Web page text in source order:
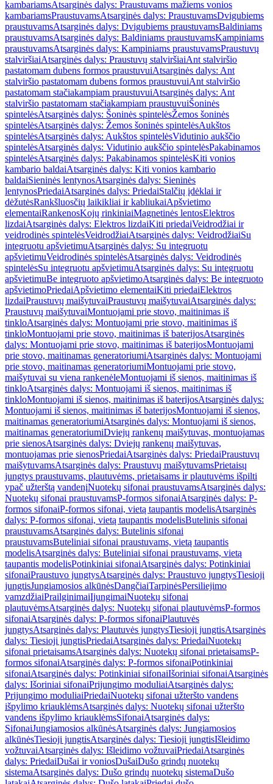
kambariamsAtsarginės dalys: Praustuvams mažiems vonios
kambariamsPraustuvamsAtsarginės dalys: PraustuvamsDvigubiems
praustuvamsAtsarginės dalys: Dvigubiems praustuvamsBaldiniams
praustuvamsAtsarginės dalys: Baldiniams praustuvamsKampiniams
praustuvamsAtsarginės dalys: Kampiniams praustuvamsPraustuvų
stalviršiaiAtsarginės dalys: Praustuvų stalviršiaiAnt stalviršio
pastatomam dubens formos praustuvuiAtsarginės dalys: Ant
stalviršio pastatomam dubens formos praustuvuiAnt stalviršio
pastatomam stačiakampiam praustuvuiAtsarginės dalys: Ant
stalviršio pastatomam stačiakampiam praustuvuiŠoninės
spintelėsAtsarginės dalys: Šoninės spintelėsŽemos šoninės
spintelėsAtsarginės dalys: Žemos šoninės spintelėsAukštos
spintelėsAtsarginės dalys: Aukštos spintelėsVidutinio aukščio
spintelėsAtsarginės dalys: Vidutinio aukščio spintelėsPakabinamos
spintelėsAtsarginės dalys: Pakabinamos spintelėsKiti vonios
kambario baldaiAtsarginės dalys: Kiti vonios kambario
baldaiSieninės lentynosAtsarginės dalys: Sieninės
lentynosPriedaiAtsarginės dalys: PriedaiStalčių įdėklai ir
dėžutėsRankšluosčių laikikliai ir kabliukaiApšvietimo
elementaiRankenosKojų rinkiniaiMagnetinės lentosElektros
lizdaiAtsarginės dalys: Elektros lizdaiKiti priedaiVeidrodžiai ir
veidrodinės spintelėsVeidrodžiaiAtsarginės dalys: VeidrodžiaiSu
integruotu apšvietimuAtsarginės dalys: Su integruotu
apšvietimuVeidrodinės spintelėsAtsarginės dalys: Veidrodinės
spintelėsSu integruotu apšvietimuAtsarginės dalys: Su integruotu
apšvietimuBe integruoto apšvietimoAtsarginės dalys: Be integruoto
apšvietimoPriedaiApšvietimo elementaiKiti priedaiElektros
lizdaiPraustuvų maišytuvaiPraustuvų maišytuvaiAtsarginės dalys:
Praustuvų maišytuvaiMontuojami prie stovo, maitinimas iš
tinkloAtsarginės dalys: Montuojami prie stovo, maitinimas iš
tinkloMontuojami prie stovo, maitinimas iš baterijosAtsarginės
dalys: Montuojami prie stovo, maitinimas iš baterijosMontuojami
prie stovo, maitinamas generatoriumiAtsarginės dalys: Montuojami
prie stovo, maitinamas generatoriumiMontuojami prie stovo,
maišytuvai su viena rankenėleMontuojami iš sienos, maitinimas iš
tinkloAtsarginės dalys: Montuojami iš sienos, maitinimas iš
tinkloMontuojami iš sienos, maitinimas iš baterijosAtsarginės dalys:
Montuojami iš sienos, maitinimas iš baterijosMontuojami iš sienos,
maitinamas generatoriumiAtsarginės dalys: Montuojami iš sienos,
maitinamas generatoriumiDviejų rankenų maišytuvas, montuojamas
prie sienosAtsarginės dalys: Dviejų rankenų maišytuvas,
montuojamas prie sienosPriedaiAtsarginės dalys: PriedaiPraustuvų
maišytuvamsAtsarginės dalys: Praustuvų maišytuvamsPrietaisų
jungtys praustuvams, plautuvėms, prietaisams ir plautuvėms išpilti
ypač užterštą vandenįNuotekų sifonai praustuvamsAtsarginės dalys:
Nuotekų sifonai praustuvamsP-formos sifonaiAtsarginės dalys: P-
formos sifonaiP-formos sifonai, vietą taupantis modelisAtsarginės
dalys: P-formos sifonai, vietą taupantis modelisButelinis sifonai
praustuvamsAtsarginės dalys: Butelinis sifonai
praustuvamsButeliniai sifonai praustuvams, vietą taupantis
modelisAtsarginės dalys: Buteliniai sifonai praustuvams, vietą
taupantis modelisPotinkiniai sifonaiAtsarginės dalys: Potinkiniai
sifonaiPraustuvo jungtysAtsarginės dalys: Praustuvo jungtysTiesioji
jungtisJungiamosios alkūnėsDangčiaiTarpinėsPersiliejimo
vamzdžiaiPrailginimaiĮjungimaiNuotekų sifonai
plautuvėmsAtsarginės dalys: Nuotekų sifonai plautuvėmsP-formos
sifonaiAtsarginės dalys: P-formos sifonaiPlautuvės
jungtysAtsarginės dalys: Plautuvės jungtysTiesioji jungtisAtsarginės
dalys: Tiesioji jungtisPriedaiAtsarginės dalys: PriedaiNuotekų
sifonai prietaisamsAtsarginės dalys: Nuotekų sifonai prietaisamsP-
formos sifonaiAtsarginės dalys: P-formos sifonaiPotinkiniai
sifonaiAtsarginės dalys: Potinkiniai sifonaiIšoriniai sifonaiAtsarginės
dalys: Išoriniai sifonaiPrijungimo moduliaiAtsarginės dalys:
Prijungimo moduliaiPriedaiNuotekų sifonai užteršto vandens
išpylimo kriauklėmsAtsarginės dalys: Nuotekų sifonai užteršto
vandens išpylimo kriauklėmsSifonaiAtsarginės dalys:
SifonaiJungiamosios alkūnėsAtsarginės dalys: Jungiamosios
alkūnėsTiesioji jungtisAtsarginės dalys: Tiesioji jungtisIšleidimo
vožtuvaiAtsarginės dalys: Išleidimo vožtuvaiPriedaiAtsarginės
dalys: PriedaiDušai ir voniosDušaiDušo grindų nuotekų
sistemaAtsarginės dalys: Dušo grindų nuotekų sistemaDušo